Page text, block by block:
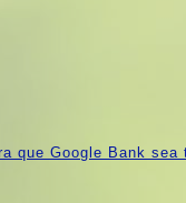
que Google Bank sea